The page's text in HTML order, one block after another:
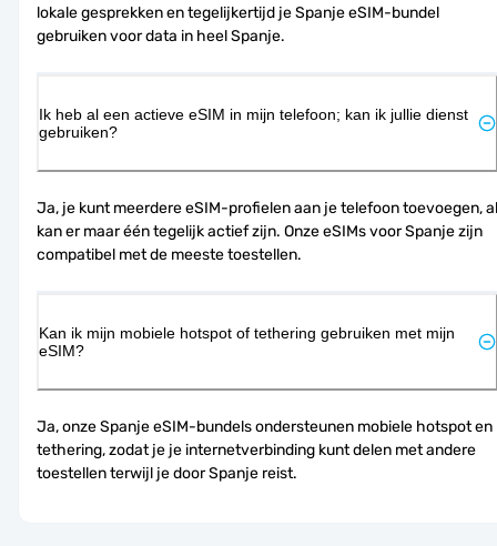
lokale gesprekken en tegelijkertijd je Spanje eSIM-bundel
gebruiken voor data in heel Spanje.
Ik heb al een actieve eSIM in mijn telefoon; kan ik jullie dienst
gebruiken?
Ja, je kunt meerdere eSIM-profielen aan je telefoon toevoegen, al
kan er maar één tegelijk actief zijn. Onze eSIMs voor Spanje zijn
compatibel met de meeste toestellen.
Kan ik mijn mobiele hotspot of tethering gebruiken met mijn
eSIM?
Ja, onze Spanje eSIM-bundels ondersteunen mobiele hotspot en
tethering, zodat je je internetverbinding kunt delen met andere
toestellen terwijl je door Spanje reist.